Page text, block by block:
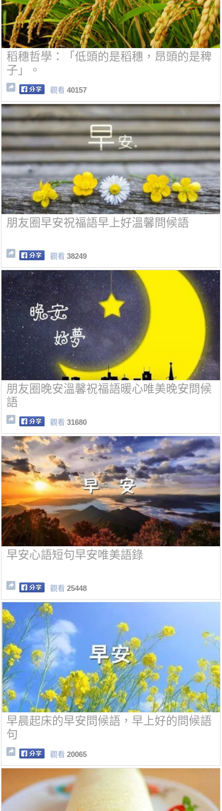
稻穗哲學：「低頭的是稻穗，昂頭的是稗
子」。
觀看 40157
朋友圈早安祝福語早上好溫馨問候語
觀看 38249
朋友圈晚安溫馨祝福語暖心唯美晚安問候
語
觀看 31680
早安心語短句早安唯美語錄
觀看 25448
早晨起床的早安問候語，早上好的問候語
句
觀看 20065